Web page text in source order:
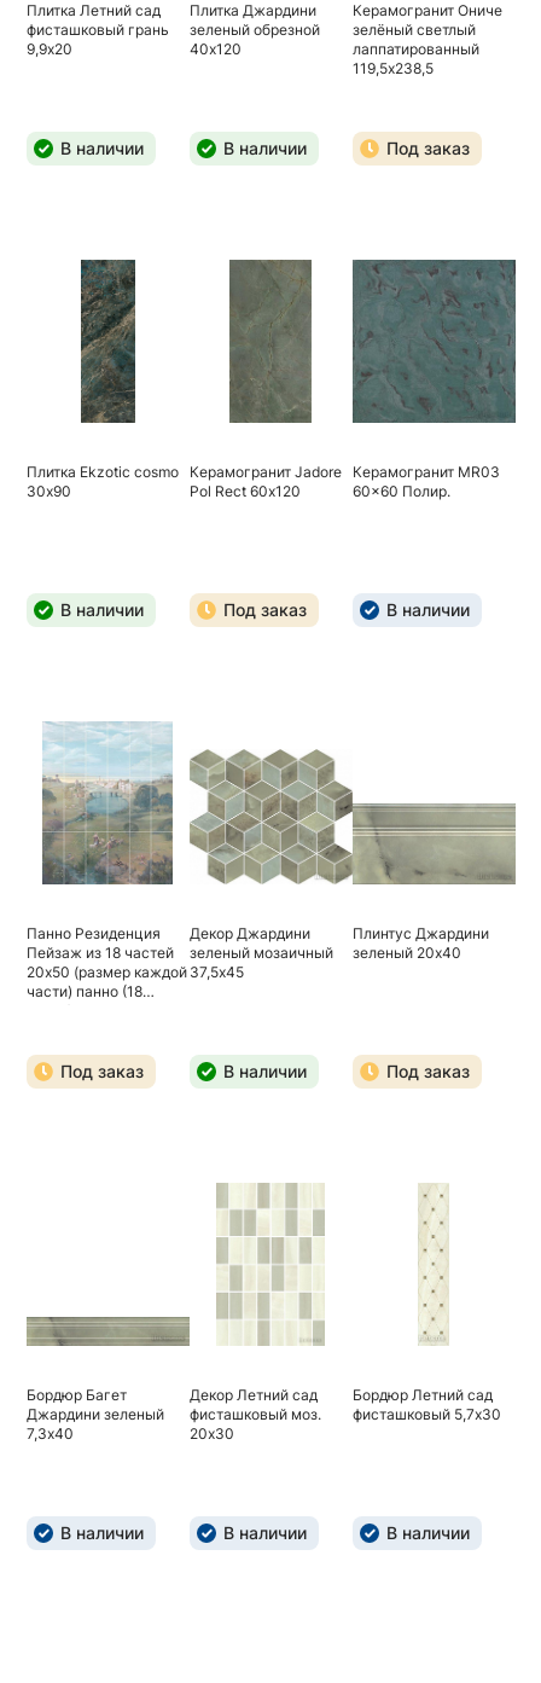
Плитка Летний сад
фисташковый грань
9,9х20
В наличии
Плитка Джардини
зеленый обрезной
40х120
В наличии
Керамогранит Ониче
зелёный светлый
лаппатированный
119,5х238,5
Под заказ
Плитка Ekzotic cosmo
30х90
В наличии
Керамогранит Jadore
Pol Rect 60х120
Под заказ
Керамогранит MR03
60x60 Полир.
В наличии
Панно Резиденция
Пейзаж из 18 частей
20х50 (размер каждой
части) панно (18
Под заказ
Декор Джардини
зеленый мозаичный
37,5х45
В наличии
Плинтус Джардини
зеленый 20х40
Под заказ
Бордюр Багет
Джардини зеленый
7,3х40
В наличии
Декор Летний сад
фисташковый моз.
20х30
В наличии
Бордюр Летний сад
фисташковый 5,7х30
В наличии